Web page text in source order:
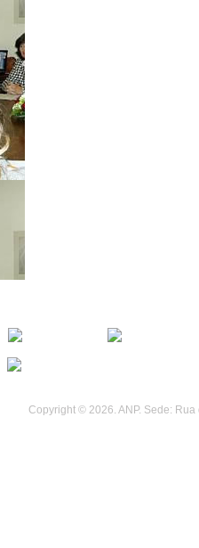
Copyright © 2026. ANP. Sede: